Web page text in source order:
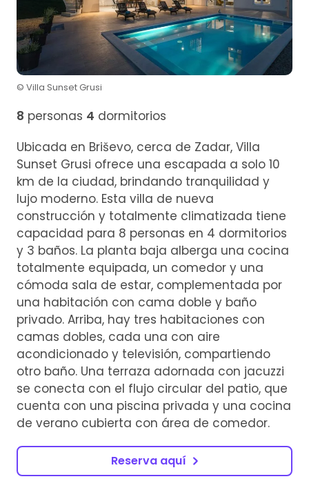
© Villa Sunset Grusi
8 personas 4 dormitorios
Ubicada en Briševo, cerca de Zadar, Villa
Sunset Grusi ofrece una escapada a solo 10
km de la ciudad, brindando tranquilidad y
lujo moderno. Esta villa de nueva
construcción y totalmente climatizada tiene
capacidad para 8 personas en 4 dormitorios
y 3 baños. La planta baja alberga una cocina
totalmente equipada, un comedor y una
cómoda sala de estar, complementada por
una habitación con cama doble y baño
privado. Arriba, hay tres habitaciones con
camas dobles, cada una con aire
acondicionado y televisión, compartiendo
otro baño. Una terraza adornada con jacuzzi
se conecta con el flujo circular del patio, que
cuenta con una piscina privada y una cocina
de verano cubierta con área de comedor.
Reserva aquí